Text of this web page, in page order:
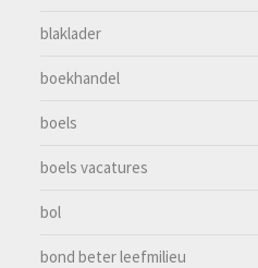
blaklader
boekhandel
boels
boels vacatures
bol
bond beter leefmilieu